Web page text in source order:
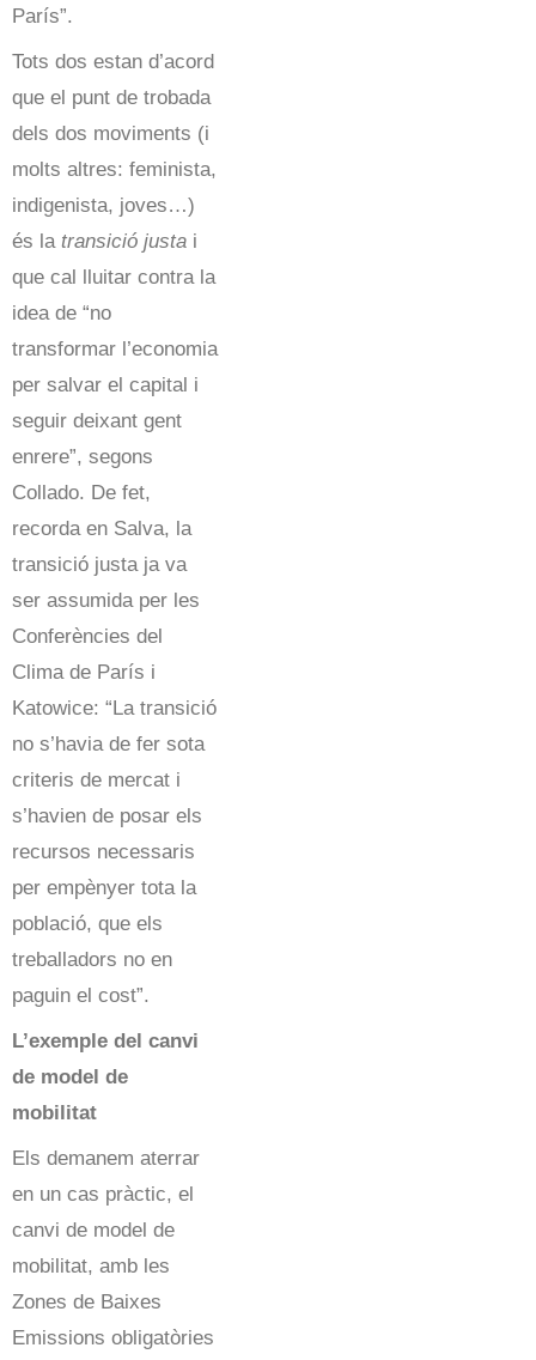
París”.
Tots dos estan d’acord
que el punt de trobada
dels dos moviments (i
molts altres: feminista,
indigenista, joves…)
és la transició justa i
que cal lluitar contra la
idea de “no
transformar l’economia
per salvar el capital i
seguir deixant gent
enrere”, segons
Collado. De fet,
recorda en Salva, la
transició justa ja va
ser assumida per les
Conferències del
Clima de París i
Katowice: “La transició
no s’havia de fer sota
criteris de mercat i
s’havien de posar els
recursos necessaris
per empènyer tota la
població, que els
treballadors no en
paguin el cost”.
L’exemple del canvi
de model de
mobilitat
Els demanem aterrar
en un cas pràctic, el
canvi de model de
mobilitat, amb les
Zones de Baixes
Emissions obligatòries